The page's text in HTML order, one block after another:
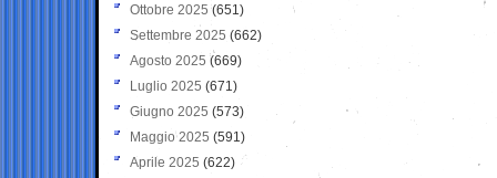
Ottobre 2025 (651)
Settembre 2025 (662)
Agosto 2025 (669)
Luglio 2025 (671)
Giugno 2025 (573)
Maggio 2025 (591)
Aprile 2025 (622)